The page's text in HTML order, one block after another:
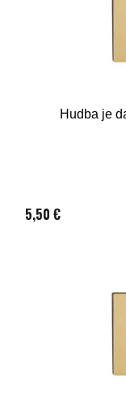
Hudba je
5,50 €